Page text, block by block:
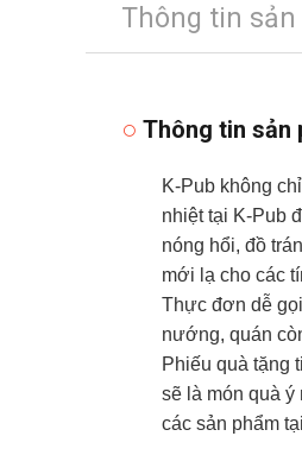
Thông tin sản
Thông tin sản
K-Pub không
nhiệt tại K-Pub
nóng hổi, đồ
mới lạ cho các
Thực đơn dễ
nướng, quán
Phiếu quà tặng
sẽ là món quà
các sản phẩm